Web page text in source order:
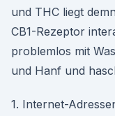
und THC liegt
CB1-Rezeptor
problemlos mit
und Hanf und
1. Internet-